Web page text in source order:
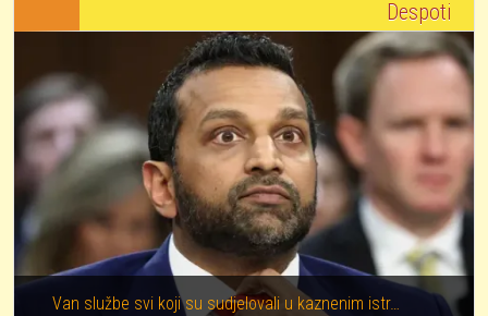
Despoti
Van službe svi koji su sudjelovali u kaznenim istr…